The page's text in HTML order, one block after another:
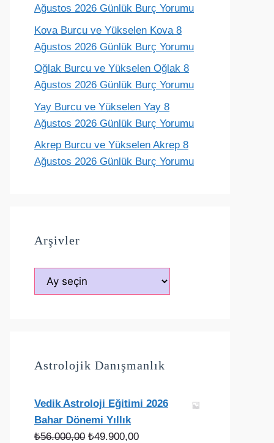
Günlük yorum
Akrep
Günlük yorum
Yay
Günlük yorum
Ağustos 2026 Günlük Burç Yorumu
Kova Burcu ve Yükselen Kova 8
Ağustos 2026 Günlük Burç Yorumu
Oğlak Burcu ve Yükselen Oğlak 8
Ağustos 2026 Günlük Burç Yorumu
Yay Burcu ve Yükselen Yay 8
Ağustos 2026 Günlük Burç Yorumu
Akrep Burcu ve Yükselen Akrep 8
Ağustos 2026 Günlük Burç Yorumu
Arşivler
Arşivler
Astrolojik Danışmanlık
Vedik Astroloji Eğitimi 2026
Bahar Dönemi Yıllık
₺56.000,00 Orijinal
₺49.900,00Şu